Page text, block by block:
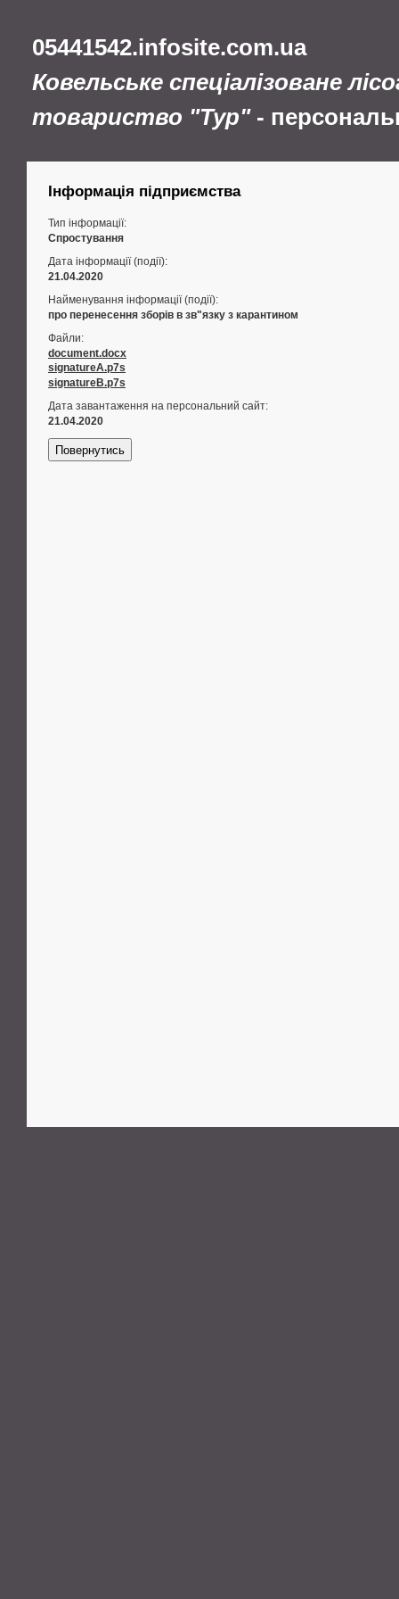
05441542.infosite.com.ua
Ковельське спеціалізоване
товариство "Тур"-
Інформація підприємства
Тип інформації:
Спростування
Дата інформації (події):
21.04.2020
Найменування інформації (події):
про перенесення зборів в зв"язку з карантином
Файли:
document.docx
signatureA.p7s
signatureB.p7s
Дата завантаження на персональний сайт:
21.04.2020
Повернутись